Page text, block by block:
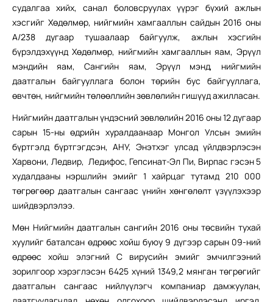
судалгаа хийх, санал боловсруулах үүрэг бүхий ажлын
хэсгийг Хөдөлмөр, нийгмийн хамгааллын сайдын 2016 оны
А/238 дугаар тушаалаар байгуулж, ажлын хэсгийн
бүрэлдэхүүнд Хөдөлмөр, нийгмийн хамгааллын яам, Эрүүл
мэндийн яам, Сангийн яам, Эрүүл мэнд, нийгмийн
даатгалын байгууллага болон төрийн бус байгууллага,
өвчтөн, нийгмийн төлөөллийн зөвлөлийн гишүүд ажилласан.
Нийгмийн даатгалын үндэсний зөвлөлийн 2016 оны 12 дугаар
сарын 15-ны өдрийн хуралдаанаар Монгол Улсын эмийн
бүртгэлд бүртгэгдсэн, АНУ, Энэтхэг улсад үйлдвэрлэсэн
Харвони, Ледвир, Ледифос, Гепсинат-Эл Пи, Вирпас гэсэн 5
худалдааны нэршлийн эмийг 1 хайрцаг тутамд 210 000
төгрөгөөр даатгалын сангаас үнийн хөнгөлөлт үзүүлэхээр
шийдвэрлэлээ.
Мөн Нийгмийн даатгалын сангийн 2016 оны төсвийн тухай
хуулийг баталсан өдрөөс хойш буюу 9 дүгээр сарын 09-ний
өдрөөс хойш элэгний С вирусийн эмийг эмчилгээний
зорилгоор хэрэглэсэн 6425 хүний 1349,2 мянган төгрөгийг
даатгалын сангаас нийлүүлэгч компаниар дамжуулан,